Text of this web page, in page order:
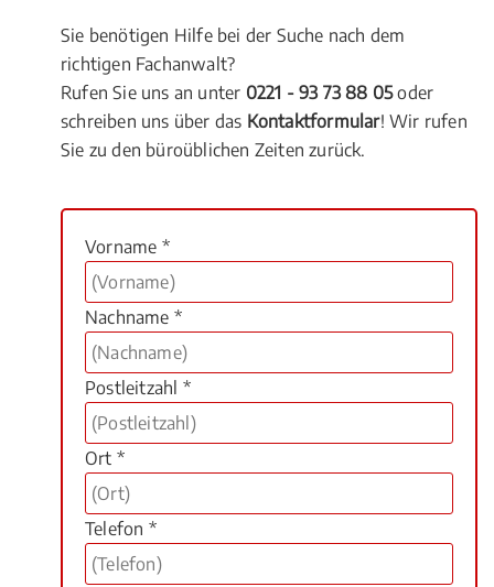
Sie benötigen Hilfe bei der Suche nach dem
richtigen Fachanwalt?
Rufen Sie uns an unter 0221 - 93 73 88 05oder
schreiben uns über das Kontaktformular! Wir rufen
Sie zu den büroüblichen Zeiten zurück.
Vorname *
Nachname *
Postleitzahl *
Ort *
Telefon *